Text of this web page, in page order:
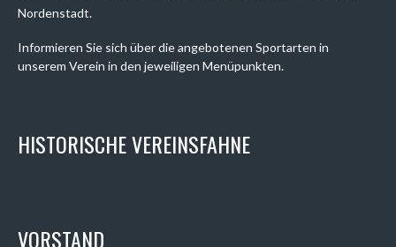
Nordenstadt.
Informieren Sie sich über die angebotenen Sportarten in
unserem Verein in den jeweiligen Menüpunkten.
HISTORISCHE VEREINSFAHNE
VORSTAND